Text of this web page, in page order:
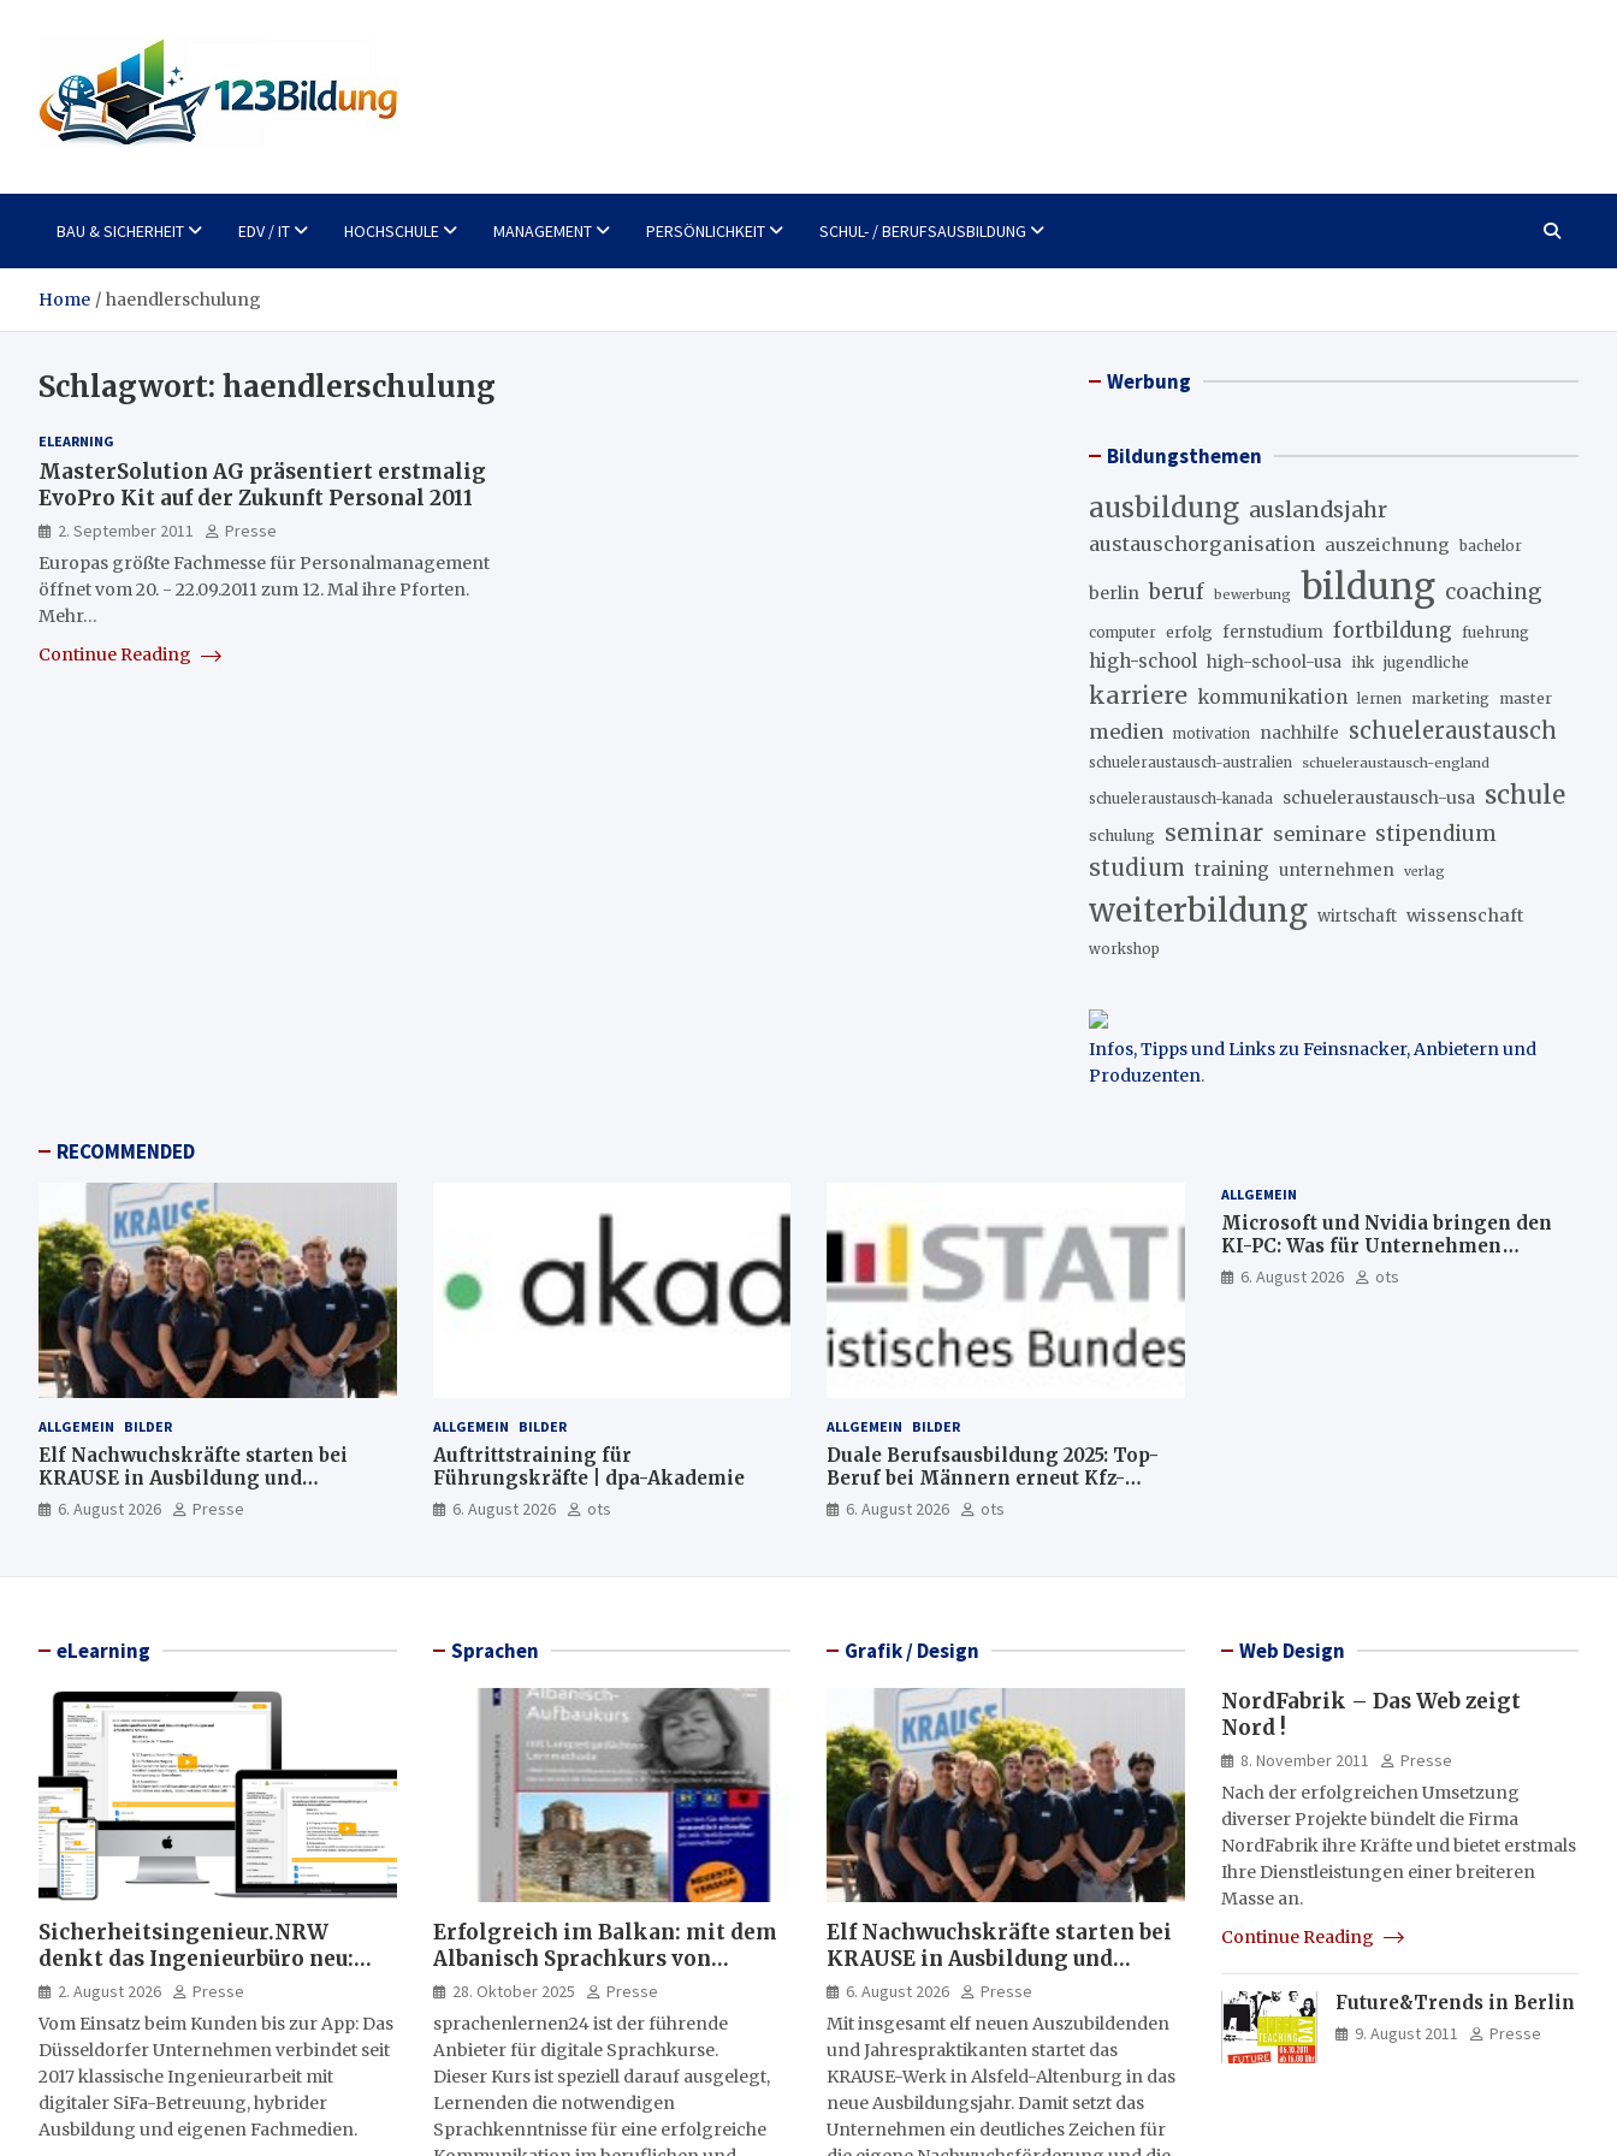
123Bildung
BAU & SICHERHEIT EDV / IT HOCHSCHULE MANAGEMENT PERSÖNLICHKEIT SCHUL- / BERUFSAUSBILDUNG
Home haendlerschulung
Schlagwort: haendlerschulung
ELEARNING
MasterSolution AG präsentiert erstmalig
EvoPro Kit auf der Zukunft Personal 2011
2. September 2011
Presse
Europas größte Fachmesse für Personalmanagement
öffnet vom 20. - 22.09.2011 zum 12. Mal ihre Pforten.
Mehr…
Continue Reading
Werbung
Bildungsthemen
ausbildung auslandsjahr
austauschorganisation auszeichnung bachelor
berlin beruf bewerbung bildung coaching
computer erfolg fernstudium fortbildung fuehrung
high-school high-school-usa ihk jugendliche
karriere kommunikation lernen marketing master
medien motivation nachhilfe schueleraustausch
schueleraustausch-australien schueleraustausch-england
schueleraustausch-kanada schueleraustausch-usa schule
schulung seminar seminare stipendium
studium training unternehmen verlag
weiterbildung wirtschaft wissenschaft
workshop
Infos, Tipps und Links zu Feinsnacker, Anbietern und
Produzenten.
RECOMMENDED
ALLGEMEIN BILDER
Elf Nachwuchskräfte starten bei
KRAUSE in Ausbildung und
Jahrespraktikum
6. August 2026 Presse
ALLGEMEIN BILDER
Auftrittstraining für
Führungskräfte | dpa-Akademie
6. August 2026 ots
ALLGEMEIN BILDER
Duale Berufsausbildung 2025: Top-
Beruf bei Männern erneut Kfz-
Mechatroniker, bei Frauen
medizinische Fachangestellte
6. August 2026 ots
ALLGEMEIN
Microsoft und Nvidia bringen den
KI-PC: Was für Unternehmen
künftig direkt auf Ihrem Computer
läuft und was weiter in der Cloud
6. August 2026 ots
eLearning
Sicherheitsingenieur.NRW
denkt das Ingenieurbüro neu:
HSE-Beratung wird digital,
hybrid und multimedial
2. August 2026
Presse
Vom Einsatz beim Kunden bis zur App: Das
Düsseldorfer Unternehmen verbindet seit
2017 klassische Ingenieurarbeit mit
digitaler SiFa-Betreuung, hybrider
Ausbildung und eigenen Fachmedien.
Sprachen
Erfolgreich im Balkan: mit dem
Albanisch Sprachkurs von
sprachenlernen24
28. Oktober 2025
Presse
sprachenlernen24 ist der führende
Anbieter für digitale Sprachkurse.
Dieser Kurs ist speziell darauf ausgelegt,
Lernenden die notwendigen
Sprachkenntnisse für eine erfolgreiche
Grafik / Design
Elf Nachwuchskräfte starten bei
KRAUSE in Ausbildung und
Jahrespraktikum
6. August 2026
Presse
Mit insgesamt elf neuen Auszubildenden
und Jahrespraktikanten startet das
KRAUSE-Werk in Alsfeld-Altenburg in das
neue Ausbildungsjahr. Damit setzt das
Unternehmen ein deutliches Zeichen für
Web Design
NordFabrik – Das Web zeigt
Nord !
8. November 2011
Presse
Nach der erfolgreichen Umsetzung
diverser Projekte bündelt die Firma
NordFabrik ihre Kräfte und bietet erstmals
Ihre Dienstleistungen einer breiteren
Masse an.
Continue Reading
Future&Trends in Berlin
9. August 2011 Presse